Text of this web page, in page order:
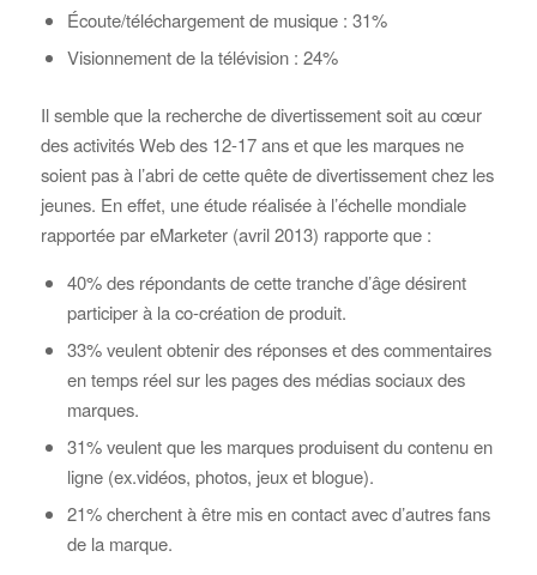
Écoute/téléchargement de musique : 31%
Visionnement de la télévision : 24%
Il semble que la recherche de divertissement soit au cœur
des activités Web des 12-17 ans et que les marques ne
soient pas à l’abri de cette quête de divertissement chez les
jeunes. En effet, une étude réalisée à l’échelle mondiale
rapportée par eMarketer (avril 2013) rapporte que :
40% des répondants de cette tranche d’âge désirent
participer à la co-création de produit.
33% veulent obtenir des réponses et des commentaires
en temps réel sur les pages des médias sociaux des
marques.
31% veulent que les marques produisent du contenu en
ligne (ex.vidéos, photos, jeux et blogue).
21% cherchent à être mis en contact avec d’autres fans
de la marque.